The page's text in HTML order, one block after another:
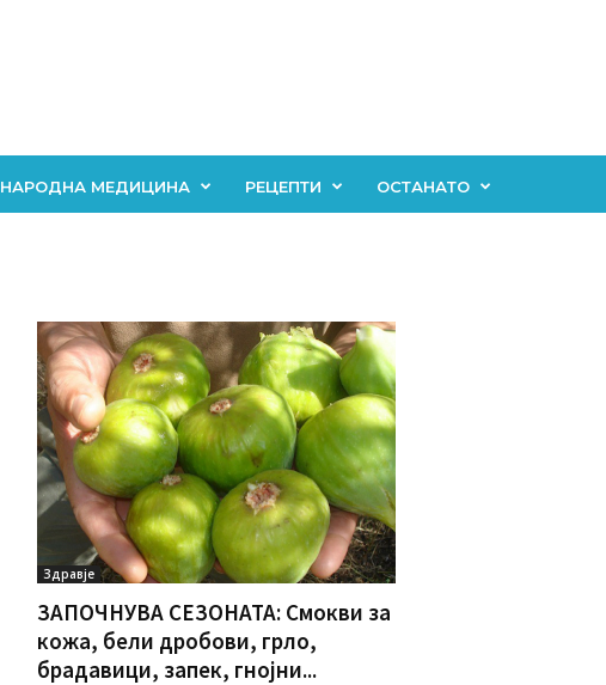
НАРОДНА МЕДИЦИНА РЕЦЕПТИ ОСТАНАТО
Здравје
ЗАПОЧНУВА СЕЗОНАТА: Смокви за
кожа, бели дробови, грло,
брадавици, запек, гнојни...